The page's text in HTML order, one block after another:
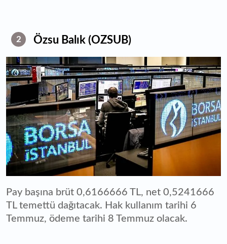
2 Özsu Balık (OZSUB)
Pay başına brüt 0,6166666 TL, net 0,5241666
TL temettü dağıtacak. Hak kullanım tarihi 6
Temmuz, ödeme tarihi 8 Temmuz olacak.